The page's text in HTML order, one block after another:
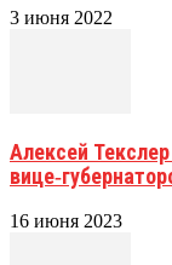
3 июня 2022
Алексей
16 июня 2023